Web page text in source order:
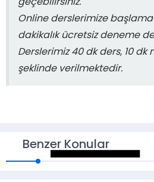
Online derslerimize
dakikalık ücretsiz deneme
Derslerimiz 40 dk ders, 10 dk
şeklinde verilmektedir.
Benzer Konular